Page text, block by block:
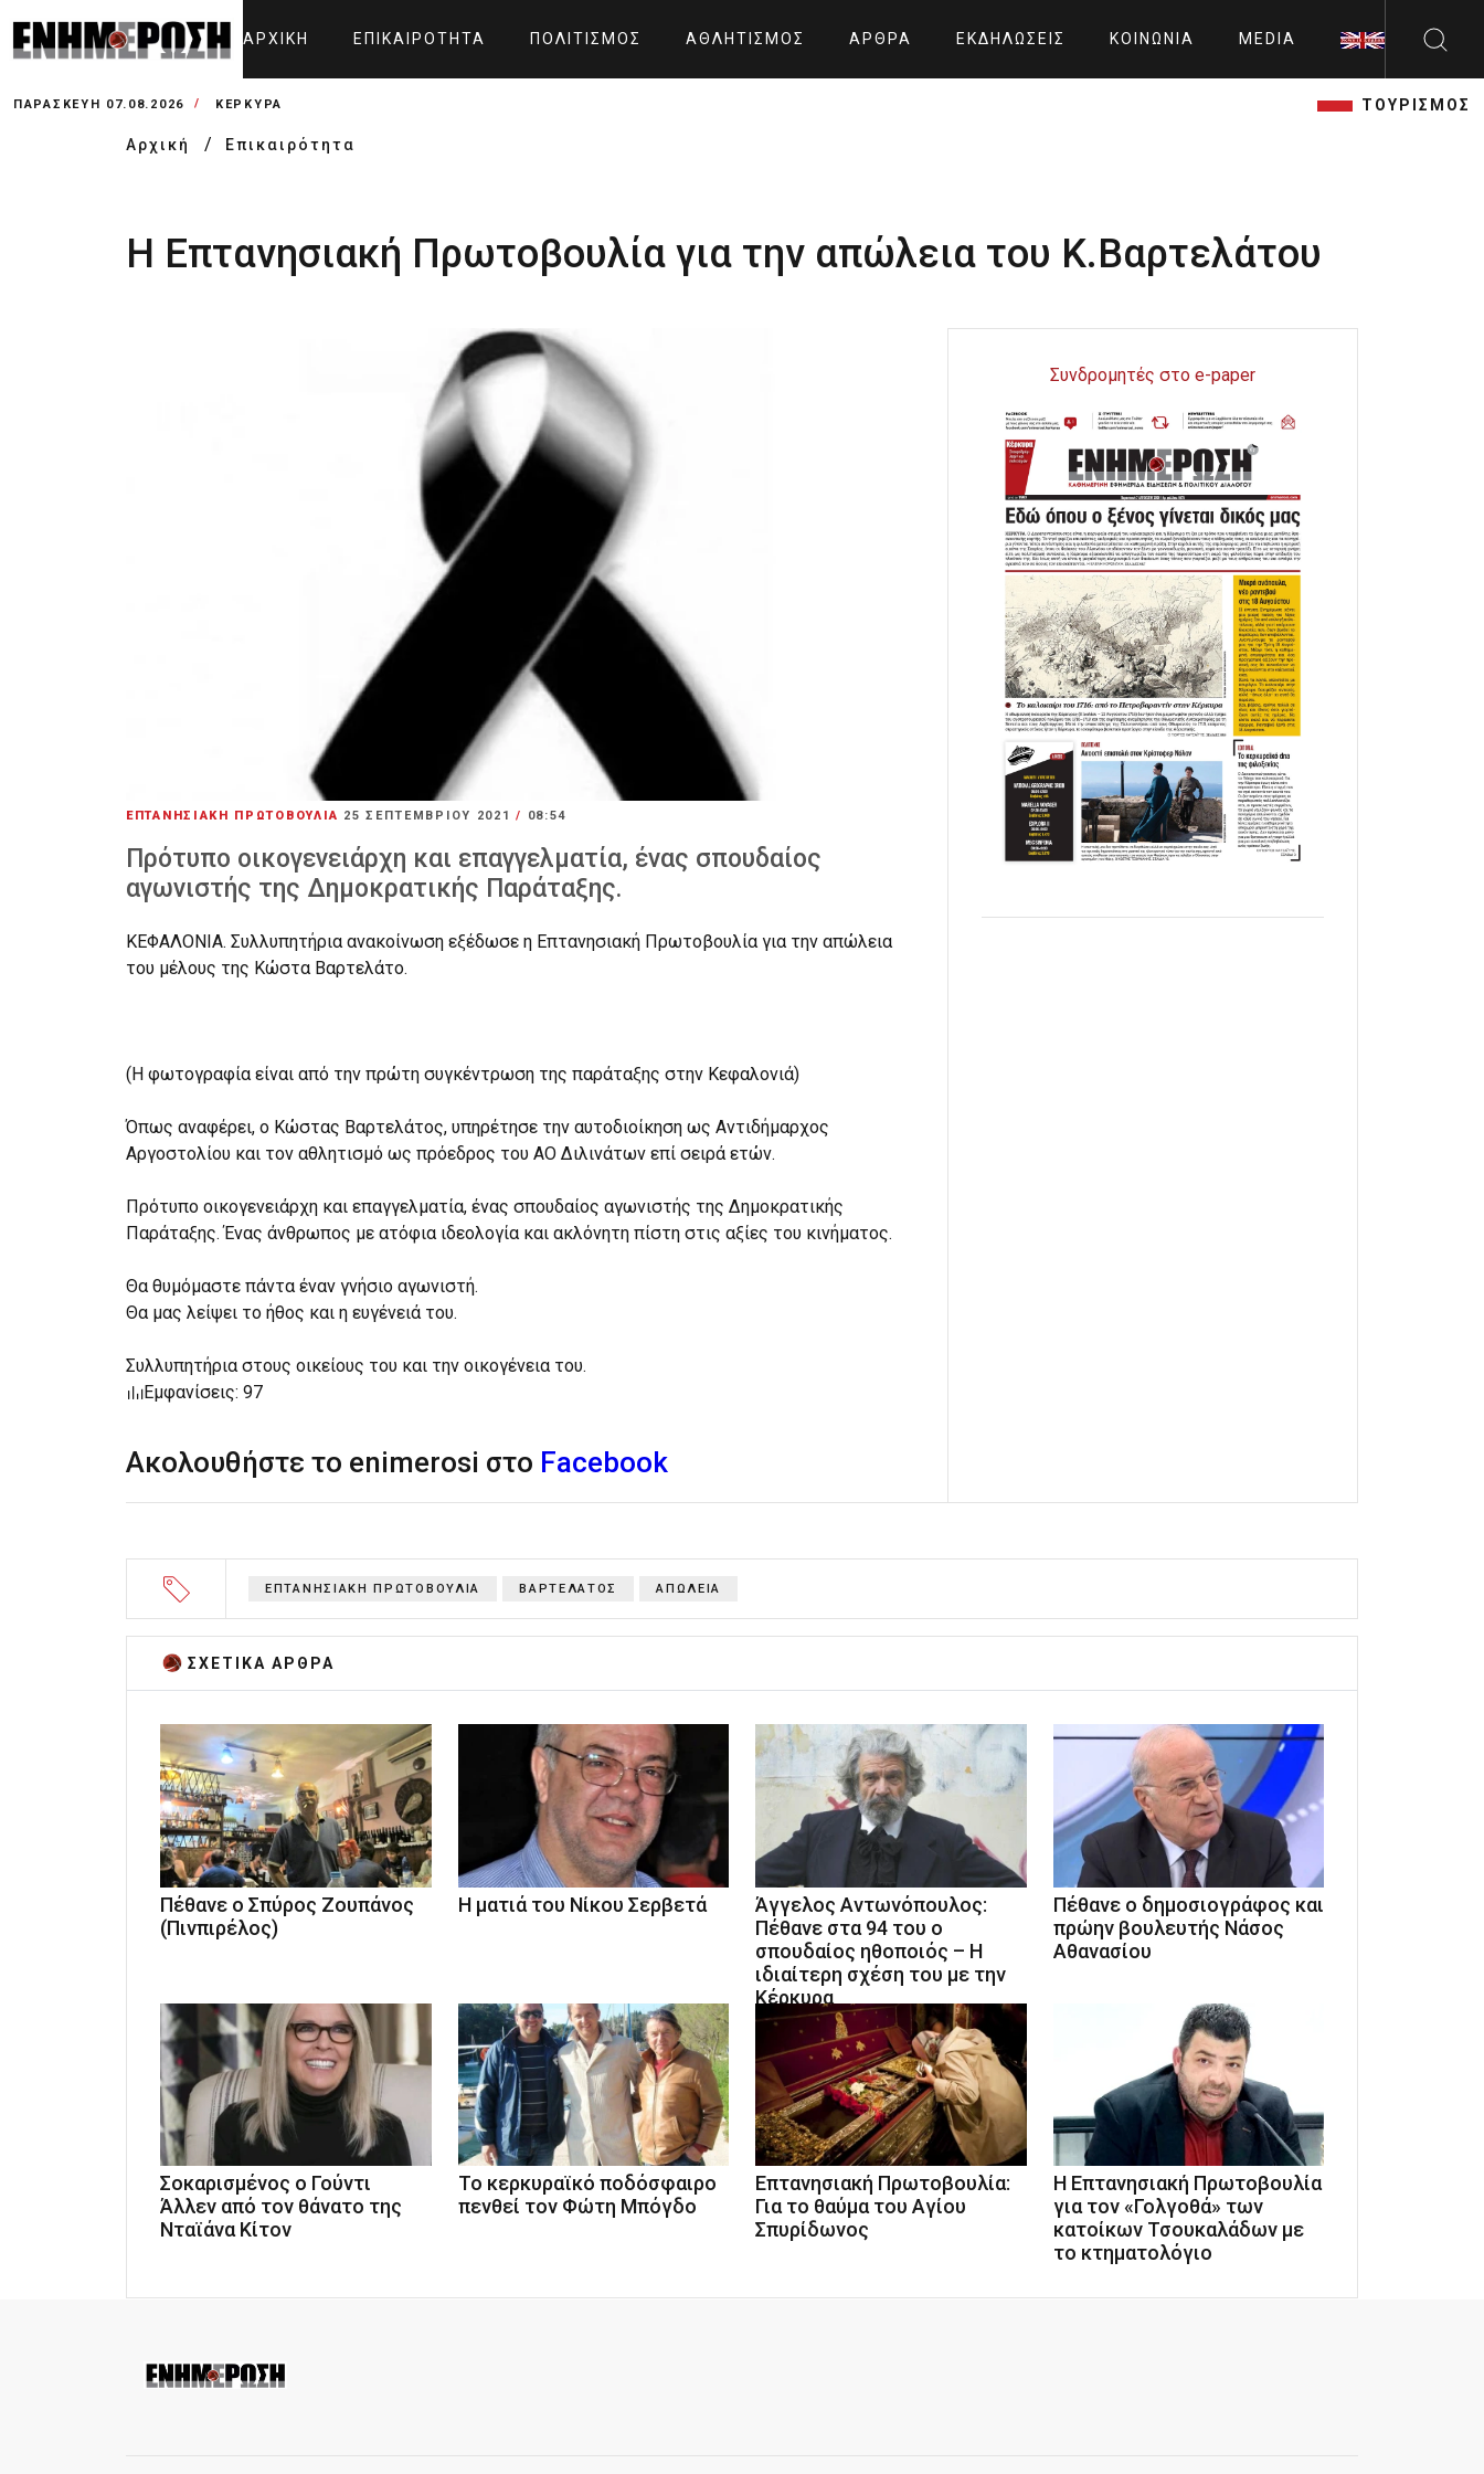
ΑΡΧΙΚΉ ΕΠΙΚΑΙΡΌΤΗΤΑ ΠΟΛΙΤΙΣΜΌΣ ΑΘΛΗΤΙΣΜΌΣ ΆΡΘΡΑ ΕΚΔΗΛΏΣΕΙΣ ΚΟΙΝΩΝΊΑ MEDIA
ΠΑΡΑΣΚΕΥΉ 07.08.2026 ΚΕΡΚΥΡΑ ΤΟΥΡΙΣΜΟΣ
Αρχική Επικαιρότητα
Η Επτανησιακή Πρωτοβουλία για την απώλεια του Κ.Βαρτελάτου
ΕΠΤΑΝΗΣΙΑΚΗ ΠΡΩΤΟΒΟΥΛΙΑ 25 ΣΕΠΤΕΜΒΡΊΟΥ 2021/ 08:54
Πρότυπο οικογενειάρχη και επαγγελματία, ένας σπουδαίος
αγωνιστής της Δημοκρατικής Παράταξης.
ΚΕΦΑΛΟΝΙΑ. Συλλυπητήρια ανακοίνωση εξέδωσε η Επτανησιακή Πρωτοβουλία για την απώλεια
του μέλους της Κώστα Βαρτελάτο.
(Η φωτογραφία είναι από την πρώτη συγκέντρωση της παράταξης στην Κεφαλονιά)
Όπως αναφέρει, ο Κώστας Βαρτελάτος, υπηρέτησε την αυτοδιοίκηση ως Αντιδήμαρχος
Αργοστολίου και τον αθλητισμό ως πρόεδρος του ΑΟ Διλινάτων επί σειρά ετών.
Πρότυπο οικογενειάρχη και επαγγελματία, ένας σπουδαίος αγωνιστής της Δημοκρατικής
Παράταξης. Ένας άνθρωπος με ατόφια ιδεολογία και ακλόνητη πίστη στις αξίες του κινήματος.
Θα θυμόμαστε πάντα έναν γνήσιο αγωνιστή.
Θα μας λείψει το ήθος και η ευγένειά του.
Συλλυπητήρια στους οικείους του και την οικογένεια του.
Εμφανίσεις: 97
Ακολουθήστε το enimerosi στο Facebook
Συνδρομητές στο e-paper
ΕΠΤΑΝΗΣΙΑΚΗ ΠΡΩΤΟΒΟΥΛΙΑ ΒΑΡΤΕΛΑΤΟΣ ΑΠΩΛΕΙΑ
ΣΧΕΤΙΚA AΡΘΡΑ
Πέθανε ο Σπύρος Ζουπάνος
(Πινπιρέλος)
Η ματιά του Νίκου Σερβετά
Άγγελος Αντωνόπουλος:
Πέθανε στα 94 του ο
σπουδαίος ηθοποιός – Η
ιδιαίτερη σχέση του με την
Κέρκυρα
Πέθανε ο δημοσιογράφος και
πρώην βουλευτής Νάσος
Αθανασίου
Σοκαρισμένος ο Γούντι
Άλλεν από τον θάνατο της
Νταϊάνα Κίτον
Το κερκυραϊκό ποδόσφαιρο
πενθεί τον Φώτη Μπόγδο
Επτανησιακή Πρωτοβουλία:
Για το θαύμα του Αγίου
Σπυρίδωνος
Η Επτανησιακή Πρωτοβουλία
για τον «Γολγοθά» των
κατοίκων Τσουκαλάδων με
το κτηματολόγιο